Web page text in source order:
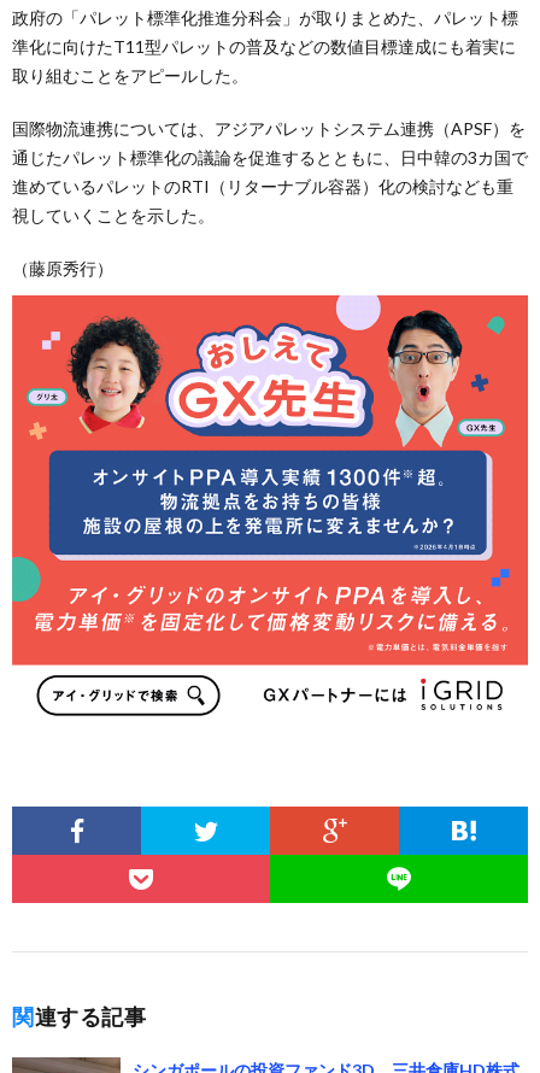
政府の「パレット標準化推進分科会」が取りまとめた、パレット標
準化に向けたT11型パレットの普及などの数値目標達成にも着実に
取り組むことをアピールした。
国際物流連携については、アジアパレットシステム連携（APSF）を
通じたパレット標準化の議論を促進するとともに、日中韓の3カ国で
進めているパレットのRTI（リターナブル容器）化の検討なども重
視していくことを示した。
（藤原秀行）
関連する記事